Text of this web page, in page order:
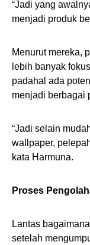
“Jadi yang
menjadi produk
Menurut mereka,
lebih banyak
padahal ada
menjadi berbagai
“Jadi selain
wallpaper,
kata Harmuna.
Proses
Lantas
setelah